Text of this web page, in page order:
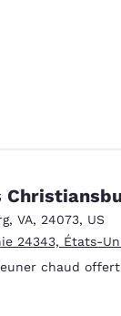
1938
, VA, 24073, US
24343, États-
chaud offert
307 reseñas